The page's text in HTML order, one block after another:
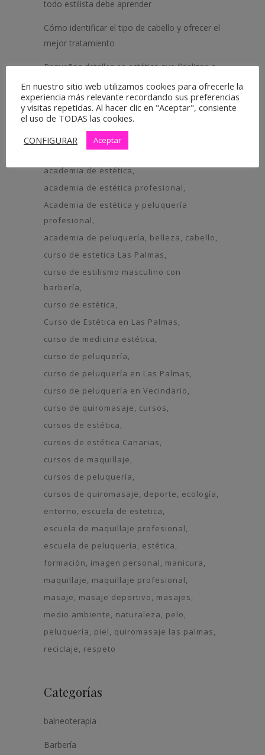
todo estilista debe aprender
Cómo identificar el tipo de cabello y ofrecer el
mejor tratamiento
Pequeños detalles en estética que fidelizan a
tus futuros clientes
academia de barbería
academia de estética
academia de estética profesional
Academia de estética y peluquería
profesional
academia de peluquería
belleza
cabello
curso de estetica Las Palmas
curso de estilismo masculino con
barbería
curso de estética
Curso de Estética en Las Palmas
curso de medicina estética
curso de peluquería
curso de peluquería en Las Palmas
curso de peluquería en Vecindario
curso de quiromasaje
cursos
cursos de estética
cursos de estética Canarias
cursos de maquillaje
cursos de peluquería
cursos de quiromasaje
deporte
ecología
entorno
escuela de estetica
escuela de maquillaje profesional
escuela de peluquería
estética
formación
imagen personal
manicura
maquillaje
maquillaje profesional
masaje
masaje deportivo
masajes
medio ambiente
naturaleza
pelo
peluquería
piel
quiromasaje las palmas
reciclaje
respeto
Categorías
balneoterapia
Barbería
En nuestro sitio web utilizamos cookies para ofrecerle la
experiencia más relevante recordando sus preferencias
y visitas repetidas. Al hacer clic en "Aceptar", consiente
el uso de TODAS las cookies.
CONFIGURAR
Aceptar